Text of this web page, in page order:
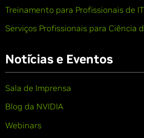
Treinamento para Profissionais de IT
Serviços Profissionais para Ciência
Notícias e Eventos
Sala de Imprensa
Blog da NVIDIA
Webinars